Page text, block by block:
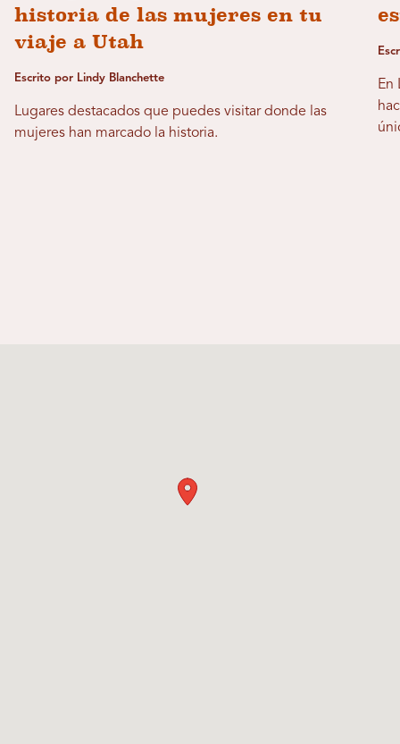
historia de las mujeres en tu
viaje a Utah
Escrito por Lindy Blanchette
Lugares destacados que puedes visitar donde las
mujeres han marcado la historia.
En